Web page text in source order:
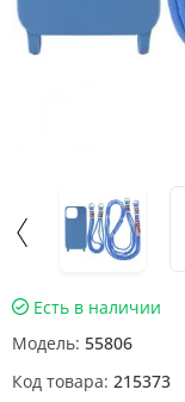
Есть в наличии
Модель: 55806
Код товара: 215373